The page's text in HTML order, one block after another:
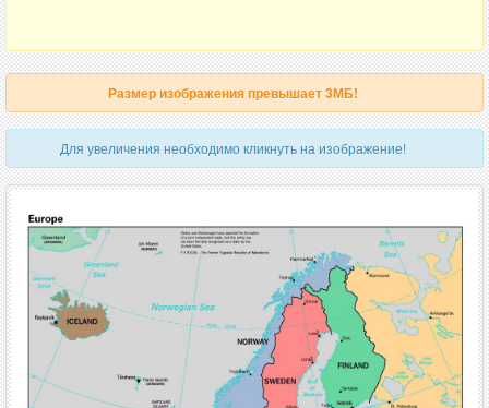
Размер изображения превышает 3МБ!
Для увеличения необходимо кликнуть на изображение!